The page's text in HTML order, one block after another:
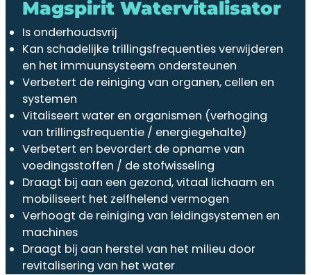
Magspirit Watervitalisator
Is onderhoudsvrij
Kan schadelijke trillingsfrequenties verwijderen
en het immuunsysteem ondersteunen
Verbetert de reiniging van organen, cellen en
systemen
Vitaliseert water en organismen (verhoging
van trillingsfrequentie / energiegehalte)
Verbetert en bevordert de opname van
voedingsstoffen / de stofwisseling
Draagt bij aan een gezond, vitaal lichaam en
mobiliseert het zelfhelend vermogen
Verhoogt de reiniging van leidingsystemen en
machines
Draagt bij aan herstel van het milieu door
revitalisering van het water